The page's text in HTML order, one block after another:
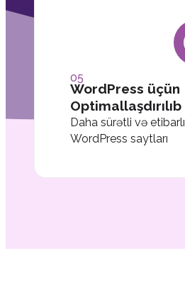
05
WordPress üçün
Optimallaşdırılıb
Daha sürətli və etibarlı
WordPress saytları